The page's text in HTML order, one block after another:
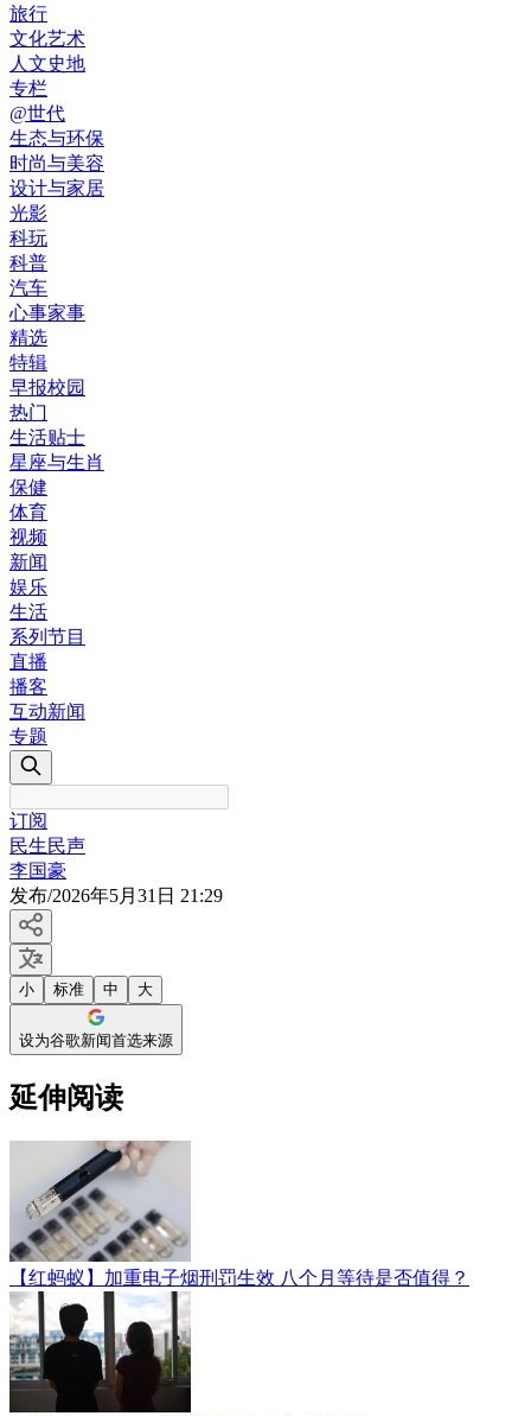
旅行
文化艺术
人文史地
专栏
@世代
生态与环保
时尚与美容
设计与家居
光影
科玩
科普
汽车
心事家事
精选
特辑
早报校园
热门
生活贴士
星座与生肖
保健
体育
视频
新闻
娱乐
生活
系列节目
直播
播客
互动新闻
专题
订阅
民生民声
李国豪
发布/2026年5月31日 21:29
小 标准 中 大
设为谷歌新闻首选来源
延伸阅读
【红蚂蚁】加重电子烟刑罚生效 八个月等待是否值得？